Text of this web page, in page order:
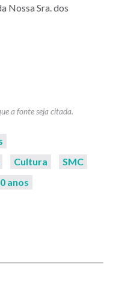
Nossa Sra. dos
Cultura
SMC
anos